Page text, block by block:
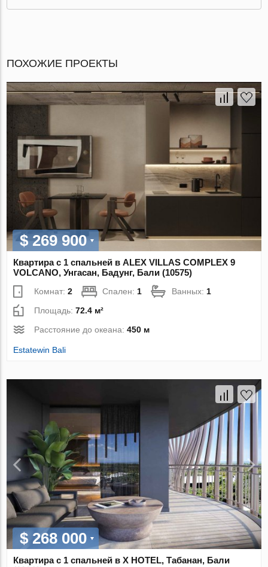
ПОХОЖИЕ ПРОЕКТЫ
$ 269 900
Квартира с 1 спальней в ALEX VILLAS COMPLEХ 9
VOLCANO, Унгасан, Бадунг, Бали (10575)
Комнат:2 Спален:1 Ванных:1
Площадь:72.4 м²
Расстояние до океана:450 м
Estatewin Bali
$ 268 000
Квартира с 1 спальней в X HOTEL, Табанан, Бали